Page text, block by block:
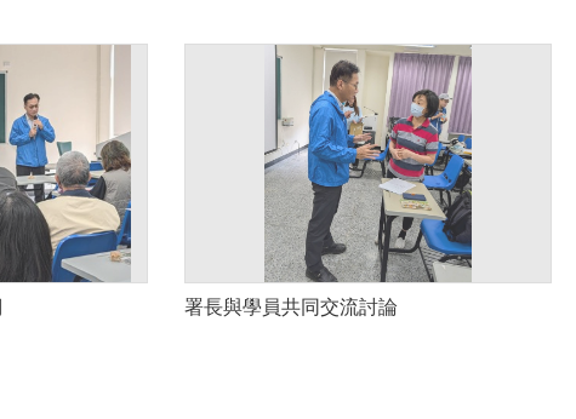
署長與學員共同交流討論